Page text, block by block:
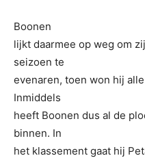
Boonen
lijkt daarmee op weg om
seizoen te
evenaren, toen won hij
Inmiddels
heeft Boonen dus al de
binnen. In
het klassement gaat hij